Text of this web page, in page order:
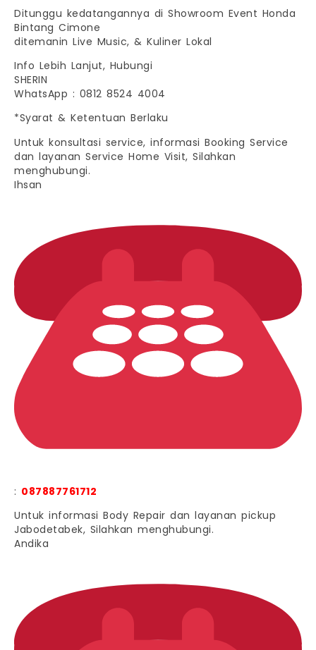
Ditunggu kedatangannya di Showroom Event Honda
Bintang Cimone
ditemanin Live Music, & Kuliner Lokal
Info Lebih Lanjut, Hubungi
SHERIN
WhatsApp : 0812 8524 4004
*Syarat & Ketentuan Berlaku
Untuk konsultasi service, informasi Booking Service
dan layanan Service Home Visit, Silahkan
menghubungi.
Ihsan
: 087887761712
Untuk informasi Body Repair dan layanan pickup
Jabodetabek, Silahkan menghubungi.
Andika